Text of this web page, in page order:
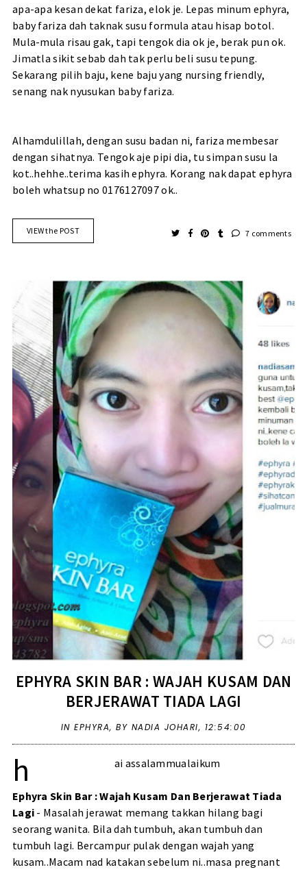
apa-apa kesan dekat fariza, elok je. Lepas minum ephyra,
baby fariza dah taknak susu formula atau hisap botol.
Mula-mula risau gak, tapi tengok dia ok je, berak pun ok.
Jimatla sikit sebab dah tak perlu beli susu tepung.
Sekarang pilih baju, kene baju yang nursing friendly,
senang nak nyusukan baby fariza.
Alhamdulillah, dengan susu badan ni, fariza membesar
dengan sihatnya. Tengok aje pipi dia, tu simpan susu la
kot..hehhe..terima kasih ephyra. Korang nak dapat ephyra
boleh whatsup no 0176127097 ok..
VIEW the POST 7 comments
EPHYRA SKIN BAR : WAJAH KUSAM DAN
BERJERAWAT TIADA LAGI
IN EPHYRA, BY NADIA JOHARI, 12:54:00
h ai assalammualaikum
Ephyra Skin Bar : Wajah Kusam Dan Berjerawat Tiada
Lagi - Masalah jerawat memang takkan hilang bagi
seorang wanita. Bila dah tumbuh, akan tumbuh dan
tumbuh lagi. Bercampur pulak dengan wajah yang
kusam..Macam nad katakan sebelum ni..masa pregnant